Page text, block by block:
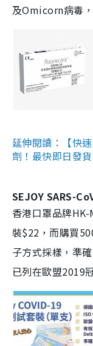
及Omicorn病毒
延伸閱讀：【快
劑！最快即日發
SEJOY SARS-
香港口罩品牌
裝$22，而購買
子方式採樣，準
已列在歐盟2019